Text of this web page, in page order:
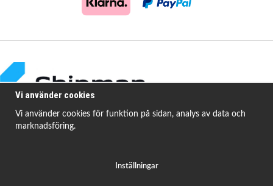
vanligt förekommande fordonsproblem.
Vi använder cookies
Vi använder cookies för funktion på sidan, analys av data och
marknadsföring.
Inställningar